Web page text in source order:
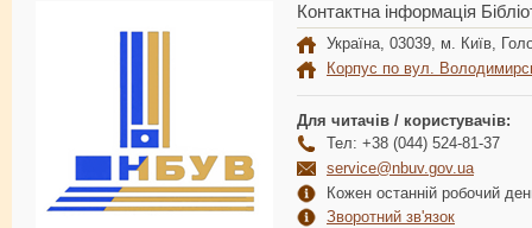
Контактна інформація
Україна, 03039, м. Київ,
Корпус по вул.
Для читачів / користувачів:
Тел: +38 (044) 524-81-37
service@nbuv.gov.ua
Кожен останній робочий
Зворотний зв'язок